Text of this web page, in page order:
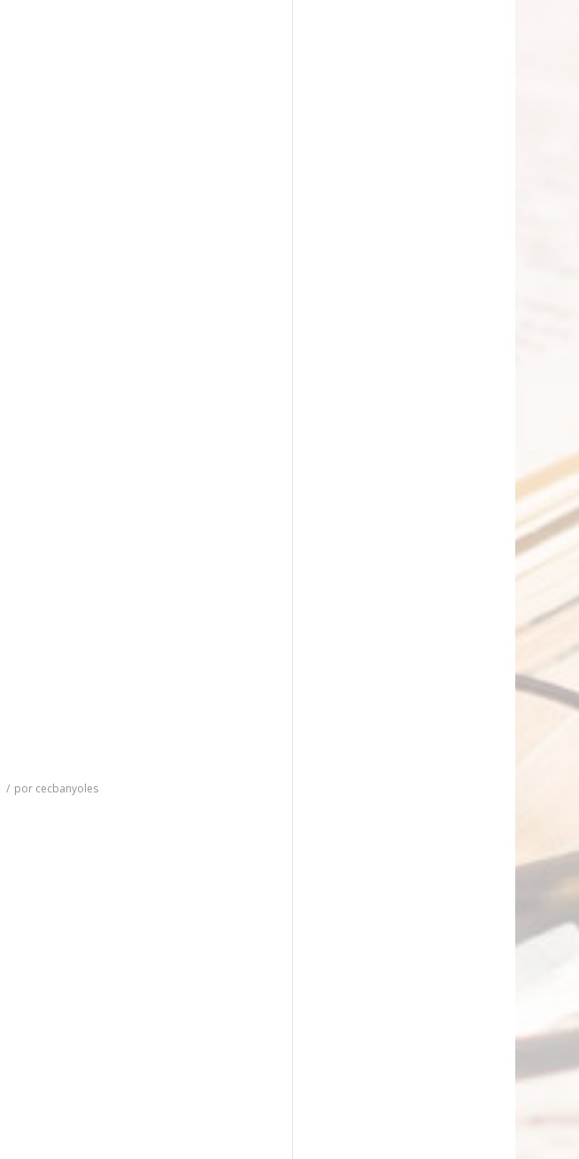
/ por cecbanyoles